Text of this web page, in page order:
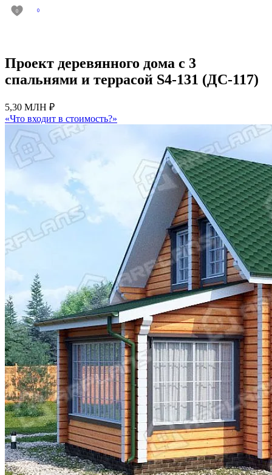
0 0
Проект деревянного дома с 3
спальнями и террасой S4-131 (ДС-117)
5,30 МЛН ₽
«Что входит в стоимость?»